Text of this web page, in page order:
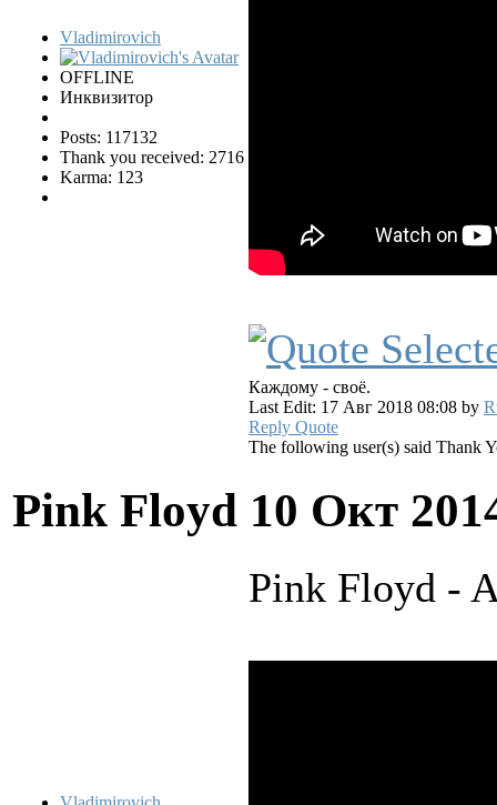
Vladimirovich
OFFLINE
Инквизитор
Posts: 117132
Thank you received: 2716
Karma: 123
Каждому - своё.
Last Edit: 17 Авг 2018 08:08 by
Reply Quote
The following user(s) said Thank
Pink Floyd 10 Окт
Pink Floyd -